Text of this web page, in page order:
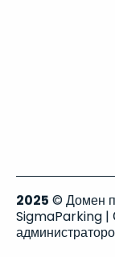
2025 © Домен
SigmaParking |